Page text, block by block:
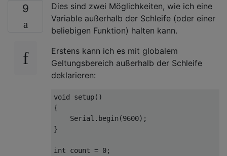
9
Dies sind zwei Möglichkeiten, wie ich eine
Variable außerhalb der Schleife (oder einer
beliebigen Funktion) halten kann.
Erstens kann ich es mit globalem
Geltungsbereich außerhalb der Schleife
deklarieren:
void setup()
{
Serial . begin (9600);
}
int count = 0;